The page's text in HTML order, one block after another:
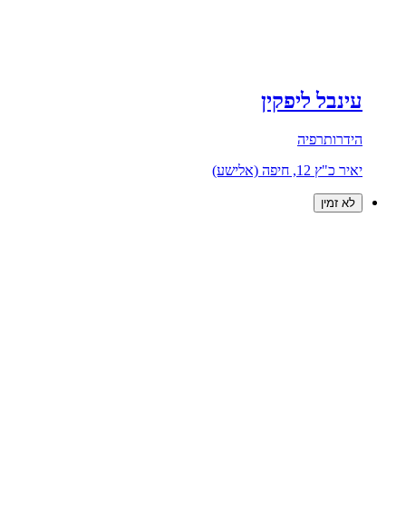
עינבל ליפקין
הידרותרפיה
יאיר כ"ץ 12, חיפה (אלישע)
לא זמין